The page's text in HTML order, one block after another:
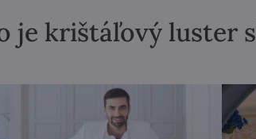
je krištáľový luster